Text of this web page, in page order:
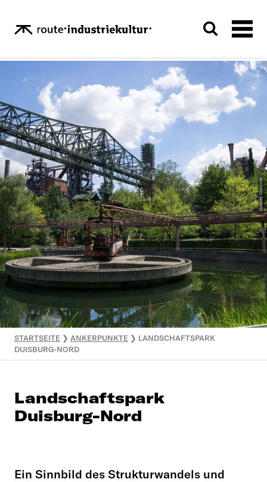
STARTSEITE ❯ ANKERPUNKTE ❯ LANDSCHAFTSPARK
DUISBURG-NORD
Landschaftspark
Duisburg-Nord
Ein Sinnbild des Strukturwandels und